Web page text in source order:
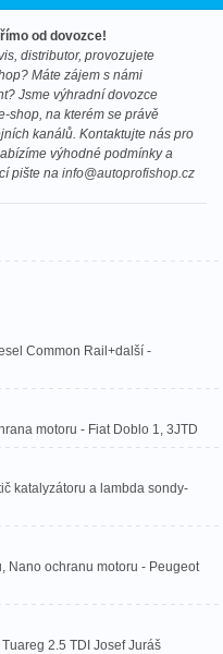
od dovozce!
distributor, provozujete
Máte zájem s námi
Jsme výhradní dovozce
shop, na kterém se právě
kanálů. Kontaktujte nás pro
výhodné podmínky a
pište na info@autoprofishop.cz
Common Rail+další -
motoru - Fiat Doblo 1, 3JTD
katalyzátoru a lambda sondy-
Nano ochranu motoru - Peugeot
2.5 TDI Josef Juráš